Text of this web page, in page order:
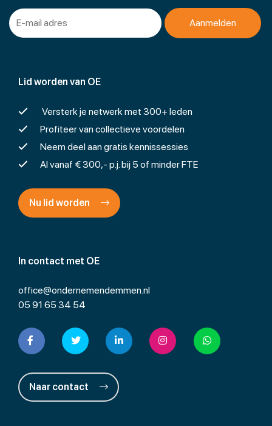
In contact met OE
office@ondernemendemmen.nl
05 91 65 34 54
Naar contact
Lid worden van OE
Versterk je netwerk met 300+ leden
Profiteer van collectieve voordelen
Neem deel aan gratis kennissessies
Al vanaf € 300,- p.j. bij 5 of minder FTE
Nu lid worden